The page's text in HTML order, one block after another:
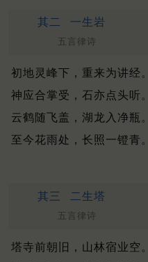
其二 一生岩
五言律诗
初地灵峰下，重来为讲经。
神应合掌受，石亦点头听。
云鹤随飞盖，湖龙入净瓶。
至今花雨处，长照一镫青。
其三 二生塔
五言律诗
塔寺前朝旧，山林宿业空。